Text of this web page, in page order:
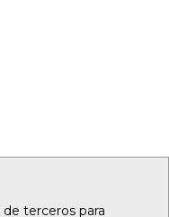
terceros para